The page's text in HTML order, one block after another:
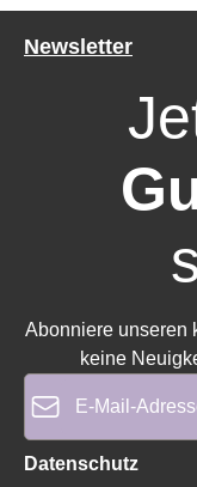
Durchschnittliche
Newsletter
Abonniere unseren
keine
Datenschutz